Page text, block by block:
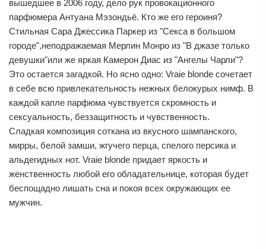
вышедшее в 2006 году, дело рук провокационного
парфюмера Антуана Мэзондьё. Кто же его героиня?
Стильная Сара Джессика Паркер из "Секса в большом
городе",неподражаемая Мерлин Монро из "В джазе только
девушки"или же яркая Камерон Диас из "Ангелы Чарли"?
Это остается загадкой. Но ясно одно: Vraie blonde сочетает
в себе всю привлекательность нежных белокурых нимф. В
каждой капле парфюма чувствуется скромность и
сексуальность, беззащитность и чувственность.
Сладкая композиция соткана из вкусного шампанского,
мирры, белой замши, жгучего перца, спелого персика и
альдегидных нот. Vraie blonde придает яркость и
женственность любой его обладательнице, которая будет
беспощадно лишать сна и покоя всех окружающих ее
мужчин.